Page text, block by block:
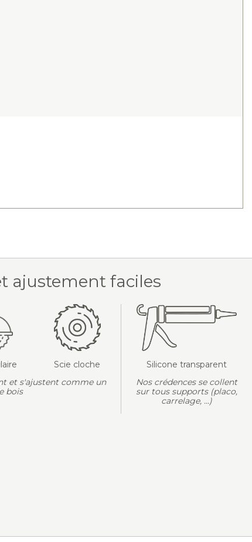
ajustement faciles
Scie cloche
et s'ajustent comme un
bois
Silicone transparent
Nos crédences se collent
sur tous supports (placo,
carrelage, ...)